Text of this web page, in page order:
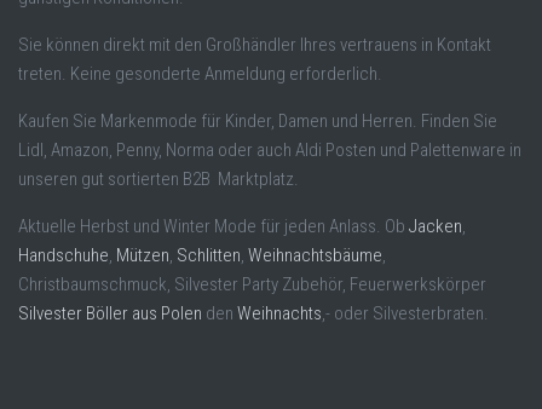
Sie können direkt mit den Großhändler Ihres vertrauens in Kontakt
treten. Keine gesonderte Anmeldung erforderlich.
Kaufen Sie Markenmode für Kinder, Damen und Herren. Finden Sie
Lidl, Amazon, Penny, Norma oder auch Aldi Posten und Palettenware in
unseren gut sortierten B2B Marktplatz.
Aktuelle Herbst und Winter Mode für jeden Anlass. Ob Jacken,
Handschuhe, Mützen, Schlitten, Weihnachtsbäume,
Christbaumschmuck, Silvester Party Zubehör, Feuerwerkskörper
Silvester Böller aus Polen den Weihnachts,- oder Silvesterbraten.